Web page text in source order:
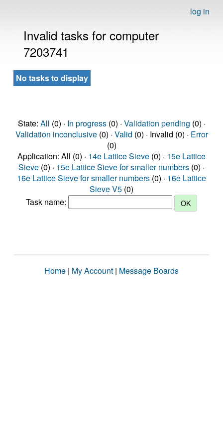
log in
Invalid tasks for computer
7203741
No tasks to display
State: All (0) · In progress(0) · Validation pending (0) ·
Validation inconclusive(0) · Valid (0) · Invalid (0) · Error
(0)
Application: All (0) · 14e Lattice Sieve (0) · 15e Lattice
Sieve (0) · 15e Lattice Sieve for smaller numbers (0) ·
16e Lattice Sieve for smaller numbers (0) · 16e Lattice
Sieve V5 (0)
Task name:
Home | My Account | Message Boards